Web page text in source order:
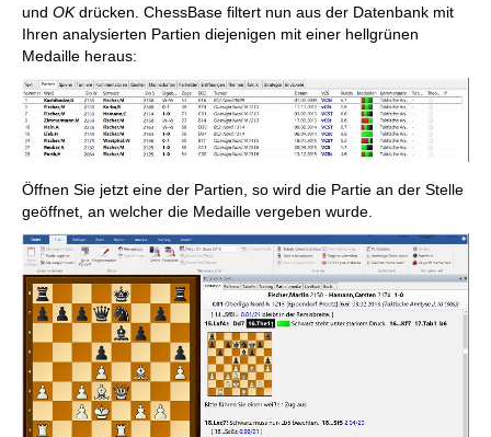
und OKdrücken. ChessBase filtert nun aus der Datenbank mit
Ihren analysierten Partien diejenigen mit einer hellgrünen
Medaille heraus:
Öffnen Sie jetzt eine der Partien, so wird die Partie an der Stelle
geöffnet, an welcher die Medaille vergeben wurde.